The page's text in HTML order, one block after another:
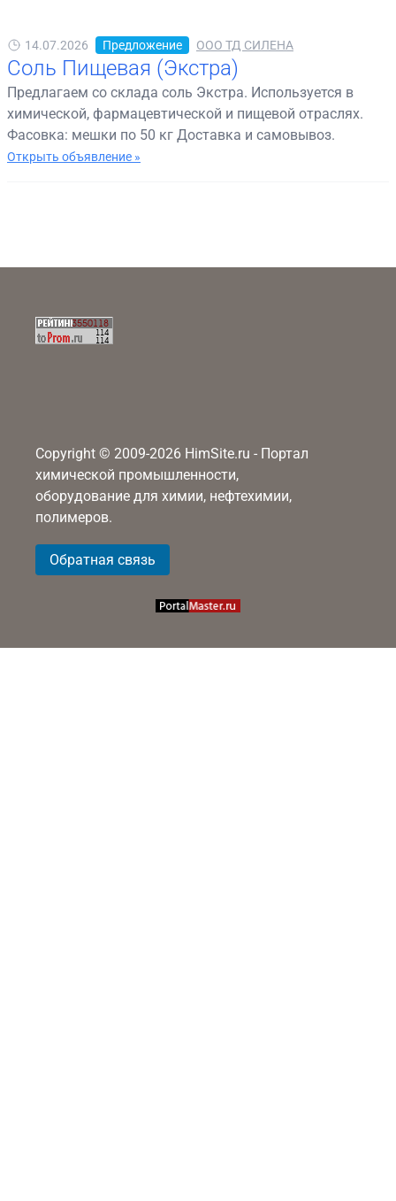
14.07.2026 Предложение ООО ТД СИЛЕНА
Соль Пищевая (Экстра)
Предлагаем со склада соль Экстра. Используется в
химической, фармацевтической и пищевой отраслях.
Фасовка: мешки по 50 кг Доставка и самовывоз.
Открыть объявление »
Copyright © 2009-2026 HimSite.ru - Портал
химической промышленности,
оборудование для химии, нефтехимии,
полимеров.
Обратная связь